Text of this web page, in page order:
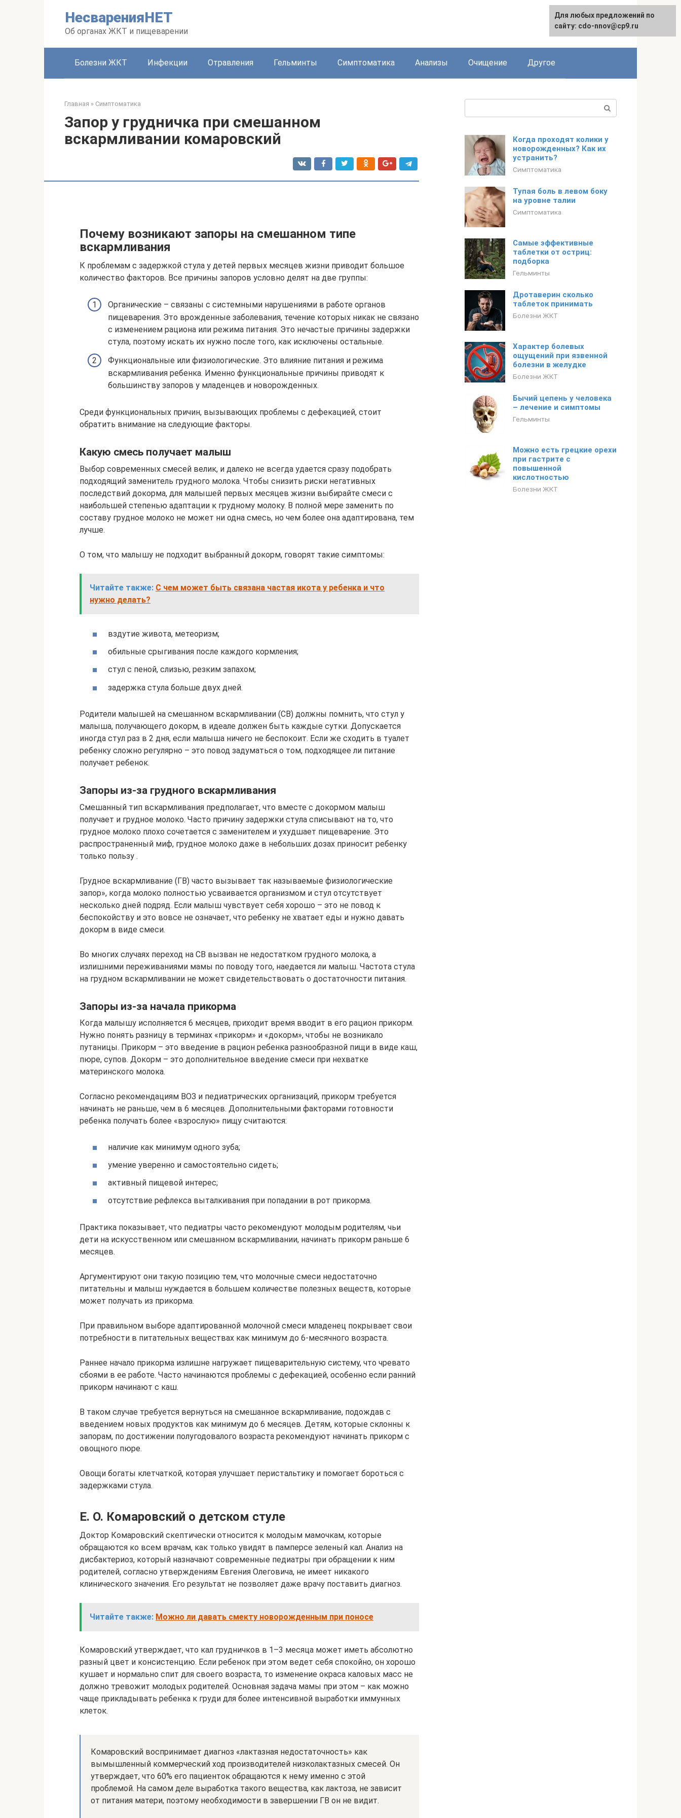
НесваренияНЕТ
Об органах ЖКТ и пищеварении
Болезни ЖКТ Инфекции Отравления Гельминты Симптоматика Анализы Очищение Другое
Главная » Симптоматика
Запор у грудничка при смешанном
вскармливании комаровский
Почему возникают запоры на смешанном типе
вскармливания
К проблемам с задержкой стула у детей первых месяцев жизни приводит большое
количество факторов. Все причины запоров условно делят на две группы:
Органические – связаны с системными нарушениями в работе органов
пищеварения. Это врожденные заболевания, течение которых никак не связано
с изменением рациона или режима питания. Это нечастые причины задержки
стула, поэтому искать их нужно после того, как исключены остальные.
Функциональные или физиологические. Это влияние питания и режима
вскармливания ребенка. Именно функциональные причины приводят к
большинству запоров у младенцев и новорожденных.
Среди функциональных причин, вызывающих проблемы с дефекацией, стоит
обратить внимание на следующие факторы.
Какую смесь получает малыш
Выбор современных смесей велик, и далеко не всегда удается сразу подобрать
подходящий заменитель грудного молока. Чтобы снизить риски негативных
последствий докорма, для малышей первых месяцев жизни выбирайте смеси с
наибольшей степенью адаптации к грудному молоку. В полной мере заменить по
составу грудное молоко не может ни одна смесь, но чем более она адаптирована, тем
лучше.
О том, что малышу не подходит выбранный докорм, говорят такие симптомы:
Читайте также: С чем может быть связана частая икота у ребенка и что
нужно делать?
вздутие живота, метеоризм;
обильные срыгивания после каждого кормления;
стул с пеной, слизью, резким запахом;
задержка стула больше двух дней.
Родители малышей на смешанном вскармливании (СВ) должны помнить, что стул у
малыша, получающего докорм, в идеале должен быть каждые сутки. Допускается
иногда стул раз в 2 дня, если малыша ничего не беспокоит. Если же сходить в туалет
ребенку сложно регулярно – это повод задуматься о том, подходящее ли питание
получает ребенок.
Запоры из-за грудного вскармливания
Смешанный тип вскармливания предполагает, что вместе с докормом малыш
получает и грудное молоко. Часто причину задержки стула списывают на то, что
грудное молоко плохо сочетается с заменителем и ухудшает пищеварение. Это
распространенный миф, грудное молоко даже в небольших дозах приносит ребенку
только пользу .
Грудное вскармливание (ГВ) часто вызывает так называемые физиологические
запор», когда молоко полностью усваивается организмом и стул отсутствует
несколько дней подряд. Если малыш чувствует себя хорошо – это не повод к
беспокойству и это вовсе не означает, что ребенку не хватает еды и нужно давать
докорм в виде смеси.
Во многих случаях переход на СВ вызван не недостатком грудного молока, а
излишними переживаниями мамы по поводу того, наедается ли малыш. Частота стула
на грудном вскармливании не может свидетельствовать о достаточности питания.
Запоры из-за начала прикорма
Когда малышу исполняется 6 месяцев, приходит время вводит в его рацион прикорм.
Нужно понять разницу в терминах «прикорм» и «докорм», чтобы не возникало
путаницы. Прикорм – это введение в рацион ребенка разнообразной пищи в виде каш,
пюре, супов. Докорм – это дополнительное введение смеси при нехватке
материнского молока.
Согласно рекомендациям ВОЗ и педиатрических организаций, прикорм требуется
начинать не раньше, чем в 6 месяцев. Дополнительными факторами готовности
ребенка получать более «взрослую» пищу считаются:
наличие как минимум одного зуба;
умение уверенно и самостоятельно сидеть;
активный пищевой интерес;
отсутствие рефлекса выталкивания при попадании в рот прикорма.
Практика показывает, что педиатры часто рекомендуют молодым родителям, чьи
дети на искусственном или смешанном вскармливании, начинать прикорм раньше 6
месяцев.
Аргументируют они такую позицию тем, что молочные смеси недостаточно
питательны и малыш нуждается в большем количестве полезных веществ, которые
может получать из прикорма.
При правильном выборе адаптированной молочной смеси младенец покрывает свои
потребности в питательных веществах как минимум до 6-месячного возраста.
Раннее начало прикорма излишне нагружает пищеварительную систему, что чревато
сбоями в ее работе. Часто начинаются проблемы с дефекацией, особенно если ранний
прикорм начинают с каш.
В таком случае требуется вернуться на смешанное вскармливание, подождав с
введением новых продуктов как минимум до 6 месяцев. Детям, которые склонны к
запорам, по достижении полугодовалого возраста рекомендуют начинать прикорм с
овощного пюре.
Овощи богаты клетчаткой, которая улучшает перистальтику и помогает бороться с
задержками стула.
Е. О. Комаровский о детском стуле
Доктор Комаровский скептически относится к молодым мамочкам, которые
обращаются ко всем врачам, как только увидят в памперсе зеленый кал. Анализ на
дисбактериоз, который назначают современные педиатры при обращении к ним
родителей, согласно утверждениям Евгения Олеговича, не имеет никакого
клинического значения. Его результат не позволяет даже врачу поставить диагноз.
Читайте также: Можно ли давать смекту новорожденным при поносе
Комаровский утверждает, что кал грудничков в 1–3 месяца может иметь абсолютно
разный цвет и консистенцию. Если ребенок при этом ведет себя спокойно, он хорошо
кушает и нормально спит для своего возраста, то изменение окраса каловых масс не
должно тревожит молодых родителей. Основная задача мамы при этом – как можно
чаще прикладывать ребенка к груди для более интенсивной выработки иммунных
клеток.
Комаровский воспринимает диагноз «лактазная недостаточность» как
вымышленный коммерческий ход производителей низколактазных смесей. Он
утверждает, что 60% его пациенток обращаются к нему именно с этой
проблемой. На самом деле выработка такого вещества, как лактоза, не зависит
от питания матери, поэтому необходимости в завершении ГВ он не видит.
Когда проходят колики у
новорожденных? Как их
устранить?
Симптоматика
Тупая боль в левом боку
на уровне талии
Симптоматика
Самые эффективные
таблетки от остриц:
подборка
Гельминты
Дротаверин сколько
таблеток принимать
Болезни ЖКТ
Характер болевых
ощущений при язвенной
болезни в желудке
Болезни ЖКТ
Бычий цепень у человека
– лечение и симптомы
Гельминты
Можно есть грецкие орехи
при гастрите с
повышенной
кислотностью
Болезни ЖКТ
Для любых предложений по
сайту: cdo-nnov@cp9.ru